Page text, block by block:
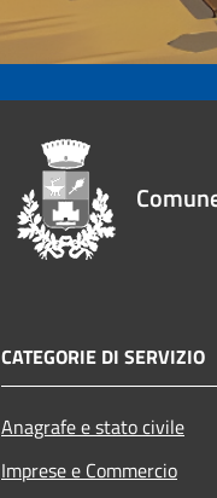
CATEGORIE DI SERVIZIO
Anagrafe e stato civile
Imprese e Commercio